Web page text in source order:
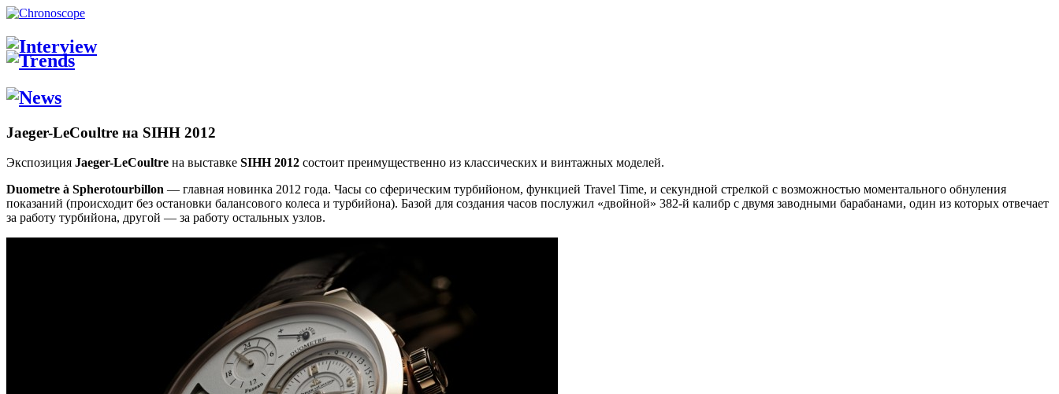
Jaeger-LeCoultre на SIHH 2012
Экспозиция Jaeger-LeCoultre на выставке SIHH 2012 состоит преимущественно из классических и винтажных моделей.
Duometre à Spherotourbillon — главная новинка 2012 года. Часы со сферическим турбийоном, функцией Travel Time, и секундной стрелкой с возможностью моментального обнуления
показаний (происходит без остановки балансового колеса и турбийона). Базой для создания часов послужил «двойной» 382-й калибр с двумя заводными барабанами, один из которых отвечает
за работу турбийона, другой — за работу остальных узлов.